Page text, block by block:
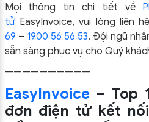
Mọi thông tin chi tiết về
tửEasyInvoice, vui lòng liên
69 – 1900 56 56 53. Đội ngũ
sẵn sàng phục vụ cho Quý
——————————
EasyInvoice – Top
đơn điện tử kết